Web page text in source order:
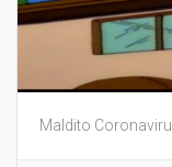
Maldito